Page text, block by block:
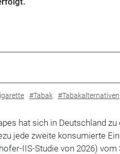
#Tabak #Tabakalternativen
hat sich in Deutschland
jede zweite konsumierte
IIS-Studie von 2026) vom